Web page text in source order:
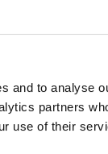
and to analyse
partners
use of their
WÄNDE IN
zu
abgreifen.